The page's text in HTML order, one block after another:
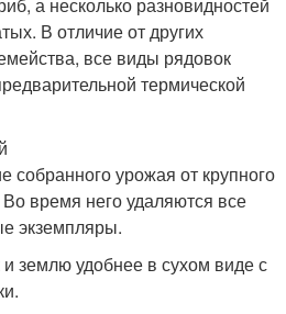
а несколько разновидностей
В отличие от других
все виды рядовок
термической
урожая от крупного
время него удаляются все
экземпляры.
землю удобнее в сухом виде с